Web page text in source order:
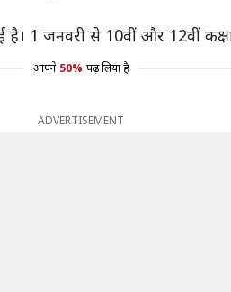
है। 1 जनवरी से 10वीं और 12वीं
आपने 50% पढ़ लिया है
ADVERTISEMENT